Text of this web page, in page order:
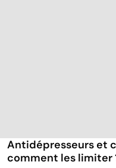
Antidépresseurs et
comment les limiter